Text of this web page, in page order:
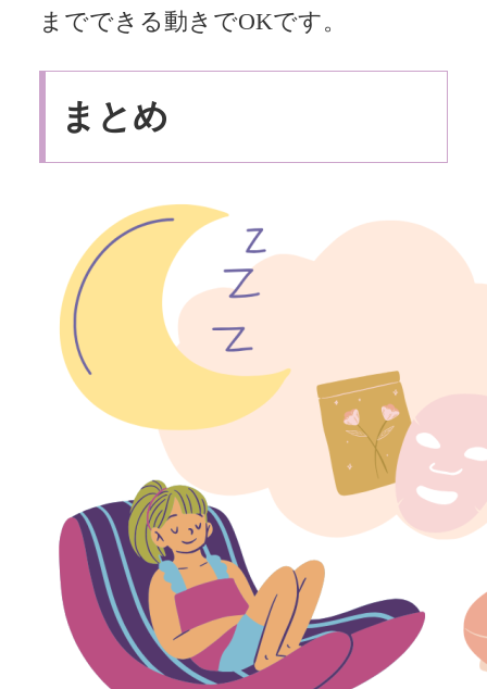
までできる動きでOKです。
まとめ